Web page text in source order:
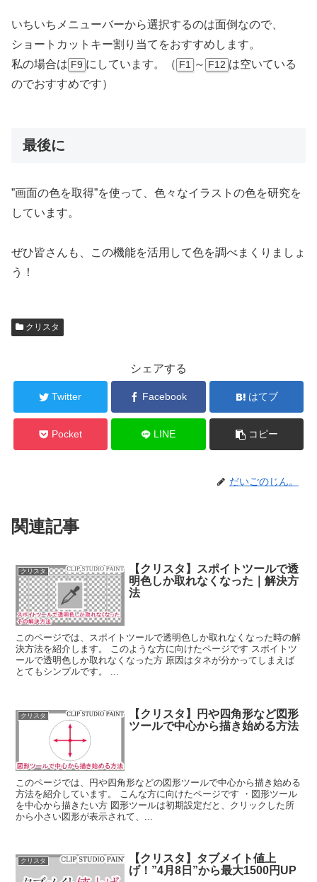
いちいちメニューバーから選択するのは面倒なので、
ショートカットキー割り当てをおすすめします。
私の場合は F9 にしています。（ F1 ～ F12 は空いている
のでおすすめです）
最後に
”画面の色を取得”を使って、色々なイラストの色を研究を
しています。
ぜひ皆さんも、この機能を活用して色を調べまくりましょ
う！
クリスタ
シェアする
Twitter Facebook はてブ
Pocket LINE コピー
だいごのじん。
関連記事
クリスタ
【クリスタ】スポイトツールで透
明色しか取れなくなった｜解決方
法
このページでは、スポイトツールで透明色しか取れなくなった時の解
決方法を紹介します。 このような方に向けたページです スポイトツ
ールで透明色しか取れなくなった方 原因はタネが分かってしまえば
とてもシンプルです。 ...
クリスタ
【クリスタ】円や四角形など図形
ツールで中心から描き始める方法
このページでは、円や四角形などの図形ツールで中心から描き始める
方法を紹介しています。 こんな方に向けたページです ・図形ツール
を中心から描きたい方 図形ツールは初期設定だと、クリックした所
から小さい図形が表示されて、...
クリスタ
【クリスタ】タブメイト値上
げ！”4月8日”から最大1500円UP